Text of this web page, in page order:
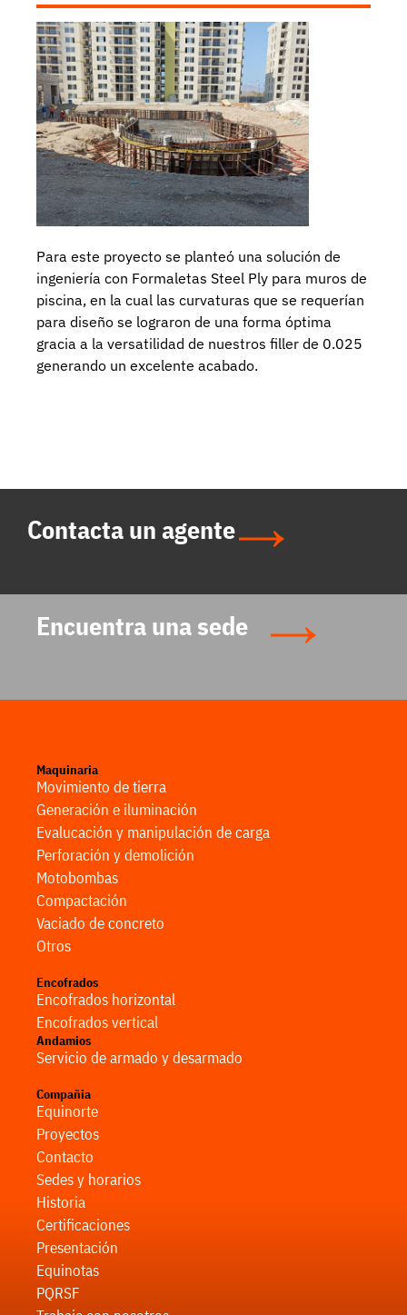
Para este proyecto se planteó una solución de
ingeniería con Formaletas Steel Ply para muros de
piscina, en la cual las curvaturas que se requerían
para diseño se lograron de una forma óptima
gracia a la versatilidad de nuestros filler de 0.025
generando un excelente acabado.
Contacta un agente
Encuentra una sede
Maquinaria
Movimiento de tierra
Generación e iluminación
Evalucación y manipulación de carga
Perforación y demolición
Motobombas
Compactación
Vaciado de concreto
Otros
Encofrados
Encofrados horizontal
Encofrados vertical
Andamios
Servicio de armado y desarmado
Compañia
Equinorte
Proyectos
Contacto
Sedes y horarios
Historia
Certificaciones
Presentación
Equinotas
PQRSF